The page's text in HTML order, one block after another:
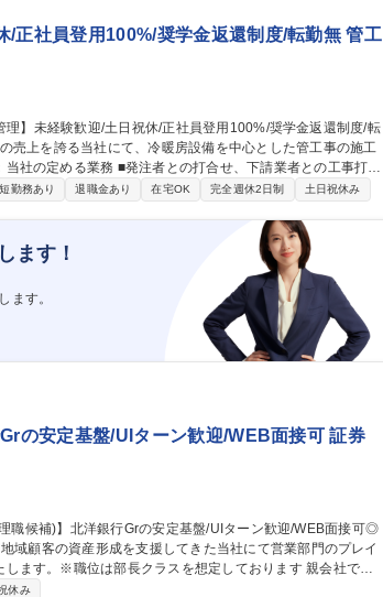
/賞与＋インセンティブ有り
/正社員登用100%/奨学金返還制度/転勤無 管工
合せ、下請業者との工事打合
整、工程管理・安全管理・品質管理 ■工事に関係する書類作
出張手当、月2回の帰省手当支給。自家用車使用時のガソリ
勤務あり 退職金あり 在宅OK 完全週休2日制 土日祝休み
ます！
ます。
の安定基盤/UIターン歓迎/WEB面接可 証券
域顧客の資産形成を支援してきた当社にて営業部門のプレイ
。※職位は部長クラスを想定しております 親会社であ
用のご提案を行います。 ■資産運用の投資方針・目標等をヒ
休み